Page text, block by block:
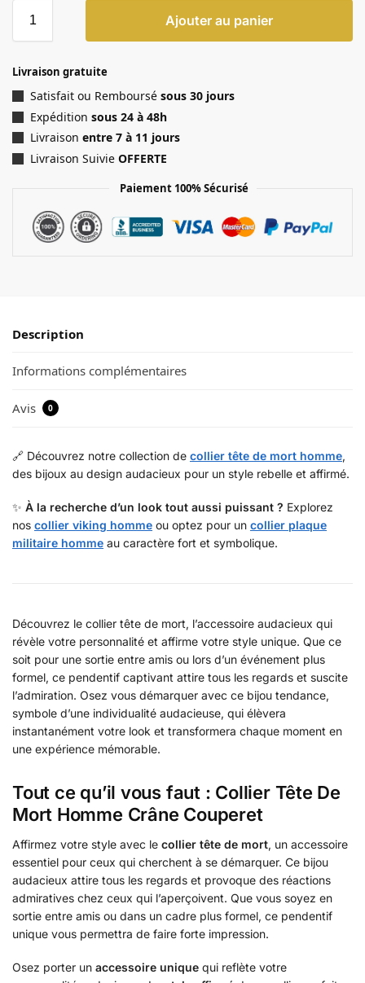
Ajouter au panier
Livraison gratuite
Satisfait ou Remboursé sous 30 jours
Expédition sous 24 à 48h
Livraison entre 7 à 11 jours
Livraison Suivie OFFERTE
Paiement 100% Sécurisé
Description
Informations complémentaires
Avis 0
🔗 Découvrez notre collection de collier tête de mort homme,
des bijoux au design audacieux pour un style rebelle et affirmé.
✨ À la recherche d’un look tout aussi puissant ? Explorez
nos collier viking homme ou optez pour un collier plaque
militaire homme au caractère fort et symbolique.
Découvrez le collier tête de mort, l’accessoire audacieux qui
révèle votre personnalité et affirme votre style unique. Que ce
soit pour une sortie entre amis ou lors d’un événement plus
formel, ce pendentif captivant attire tous les regards et suscite
l’admiration. Osez vous démarquer avec ce bijou tendance,
symbole d’une individualité audacieuse, qui élèvera
instantanément votre look et transformera chaque moment en
une expérience mémorable.
Tout ce qu’il vous faut : Collier Tête De
Mort Homme Crâne Couperet
Affirmez votre style avec le collier tête de mort, un accessoire
essentiel pour ceux qui cherchent à se démarquer. Ce bijou
audacieux attire tous les regards et provoque des réactions
admiratives chez ceux qui l’aperçoivent. Que vous soyez en
sortie entre amis ou dans un cadre plus formel, ce pendentif
unique vous permettra de faire forte impression.
Osez porter un accessoire unique qui reflète votre